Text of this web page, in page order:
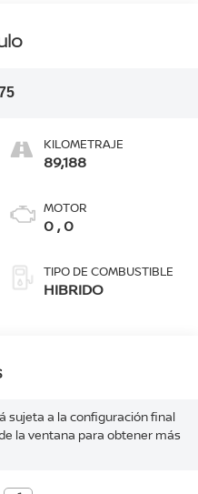
KILOMETRAJE
89,188
MOTOR
0 , 0
TIPO DE COMBUSTIBLE
HIBRIDO
sujeta a la configuración final
la ventana para obtener más